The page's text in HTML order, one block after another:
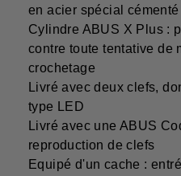
en acier spécial cémenté
Cylindre ABUS X Plus :
contre toute tentative de
crochetage
Livré avec deux clefs,
type LED
Livré avec une ABUS
reproduction de clefs
Equipé d'un cache :